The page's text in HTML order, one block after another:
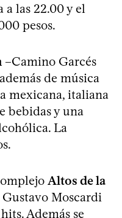
a las 22.00 y el
pesos.
–Camino Garcés
de música
mexicana, italiana
bebidas y una
La
Altos de la
Gustavo Moscardi
Además se